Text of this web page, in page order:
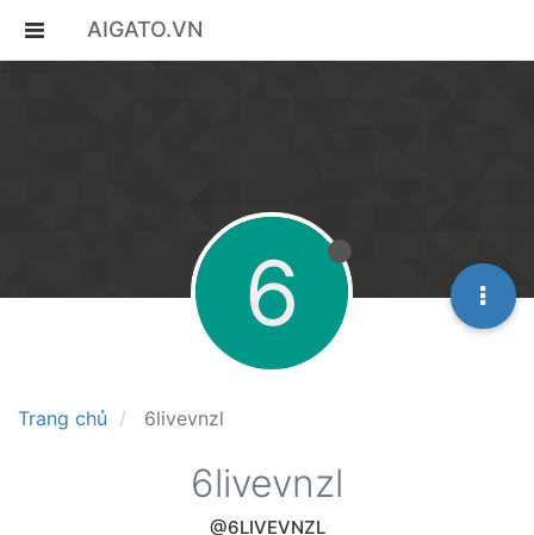
AIGATO.VN
Trang chủ 6livevnzl
6
6livevnzl
@6LIVEVNZL